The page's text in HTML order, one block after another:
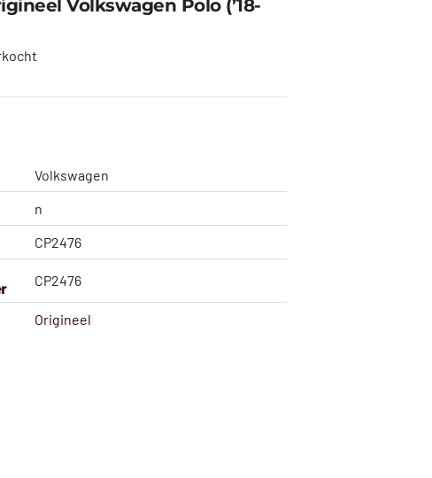
Volkswagen Polo (’18-
Volkswagen
n
CP2476
CP2476
Origineel